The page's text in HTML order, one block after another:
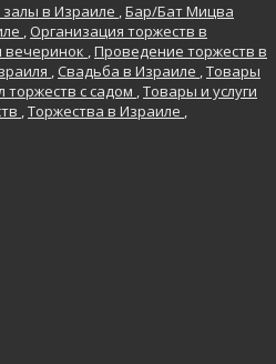
в Израиле ,Бар/Бат Мицва
, Организация торжеств в
вечеринок ,Проведение торжеств в
, Свадьба в Израиле ,Товары
торжеств с садом ,Товары и услуги
,Торжества в Израиле ,